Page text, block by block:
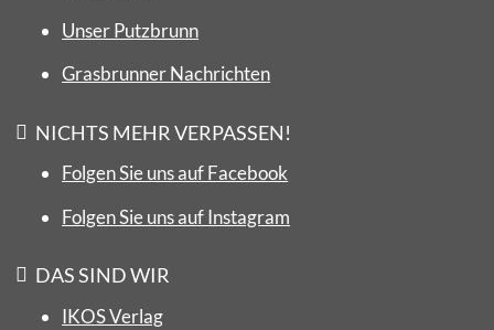
Unser Putzbrunn
Grasbrunner Nachrichten
NICHTS MEHR VERPASSEN!
Folgen Sie uns auf Facebook
Folgen Sie uns auf Instagram
DAS SIND WIR
IKOS Verlag